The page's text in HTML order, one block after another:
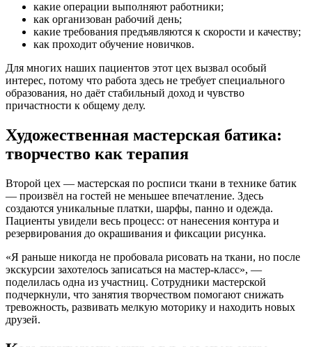
какие операции выполняют работники;
как организован рабочий день;
какие требования предъявляются к скорости и качеству;
как проходит обучение новичков.
Для многих наших пациентов этот цех вызвал особый
интерес, потому что работа здесь не требует специального
образования, но даёт стабильный доход и чувство
причастности к общему делу.
Художественная мастерская батика:
творчество как терапия
Второй цех — мастерская по росписи ткани в технике батик
— произвёл на гостей не меньшее впечатление. Здесь
создаются уникальные платки, шарфы, панно и одежда.
Пациенты увидели весь процесс: от нанесения контура и
резервирования до окрашивания и фиксации рисунка.
«Я раньше никогда не пробовала рисовать на ткани, но после
экскурсии захотелось записаться на мастер-класс», —
поделилась одна из участниц. Сотрудники мастерской
подчеркнули, что занятия творчеством помогают снижать
тревожность, развивать мелкую моторику и находить новых
друзей.